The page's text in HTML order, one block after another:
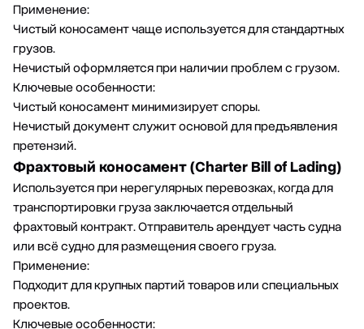
Применение:
Чистый коносамент чаще используется для стандартных
грузов.
Нечистый оформляется при наличии проблем с грузом.
Ключевые особенности:
Чистый коносамент минимизирует споры.
Нечистый документ служит основой для предъявления
претензий.
Фрахтовый коносамент (Charter Bill of Lading)
Используется при нерегулярных перевозках, когда для
транспортировки груза заключается отдельный
фрахтовый контракт. Отправитель арендует часть судна
или всё судно для размещения своего груза.
Применение:
Подходит для крупных партий товаров или специальных
проектов.
Ключевые особенности: